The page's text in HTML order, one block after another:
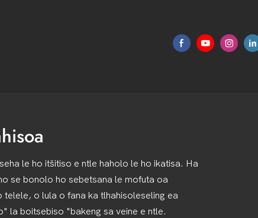
le ho itšitiso e ntle haholo le ho ikatisa. Ha
se bonolo ho sebetsana le mofuta oa
o lula o fana ka tlhahisoleseling ea
la boitsebiso "bakeng sa veine e ntle.